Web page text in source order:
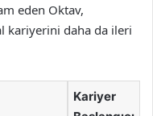
eden Oktav,
kariyerini daha da ileri
Kariyer